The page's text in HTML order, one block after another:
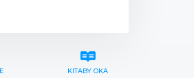
KITABY OKA